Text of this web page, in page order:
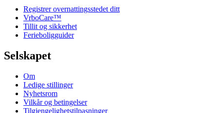
Registrer overnattingsstedet ditt
VrboCare™
Tillit og sikkerhet
Ferieboligguider
Selskapet
Om
Ledige stillinger
Nyhetsrom
Vilkår og betingelser
Tilgjengelighetstilpasninger